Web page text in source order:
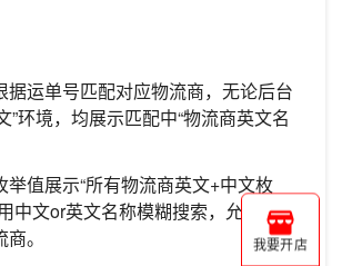
据运单号匹配对应物流商，无论后台
”环境，均展示匹配中“物流商英文名
举值展示“所有物流商英文+中文枚
中文or英文名称模糊搜索，允许商家
。
我要开店